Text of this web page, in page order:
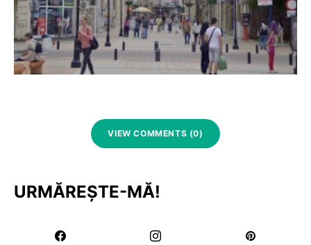
VIEW COMMENTS (0)
URMĂREȘTE-MĂ!